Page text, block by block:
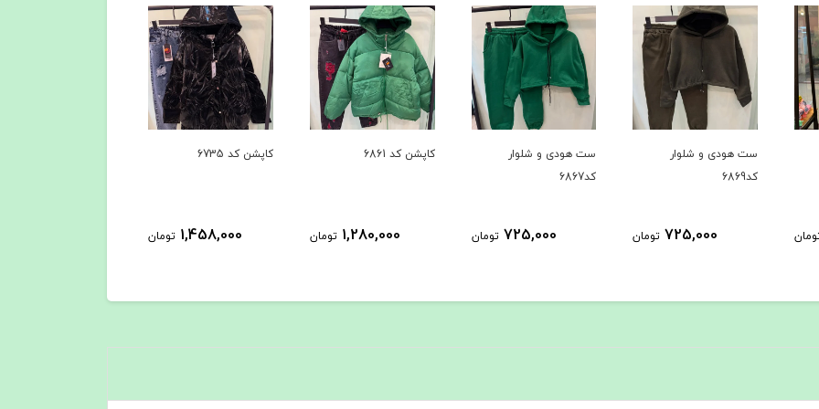
ست هودی و شلوار
کد6869
725,000 تومان
ست هودی و شلوار
کد6867
725,000 تومان
کاپشن کد 6861
1,280,000 تومان
کاپشن کد 6735
1,458,000 تومان